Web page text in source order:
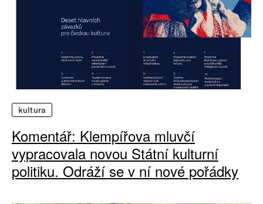
kultura
Komentář: Klempířova mluvčí
vypracovala novou Státní kulturní
politiku. Odráží se v ní nové pořádky